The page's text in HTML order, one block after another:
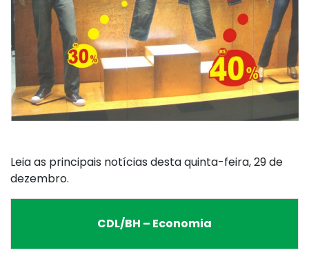
Leia as principais notícias desta quinta-feira, 29 de
dezembro.
CDL/BH – Economia